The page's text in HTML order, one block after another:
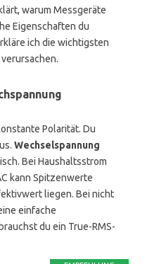
warum Messgeräte
Eigenschaften du
ich die wichtigsten
Polarität. Du
Wechselspannung
Bei Haushaltsstrom
kann Spitzenwerte
liegen. Bei nicht
einfache
du ein True-RMS-